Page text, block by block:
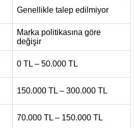
Genellikle talep edilmiyor
Marka politikasına göre
değişir
0 TL – 50.000 TL
150.000 TL – 300.000 TL
70.000 TL – 150.000 TL